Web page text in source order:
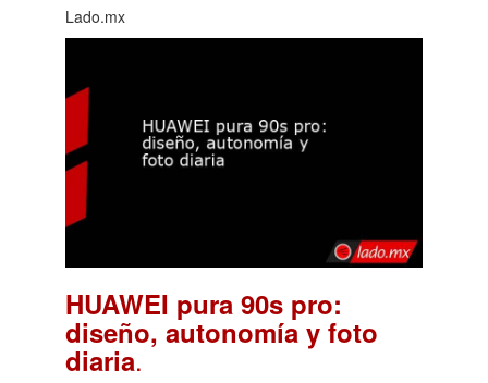
Lado.mx
HUAWEI pura 90s pro:
diseño, autonomía y foto
diaria.